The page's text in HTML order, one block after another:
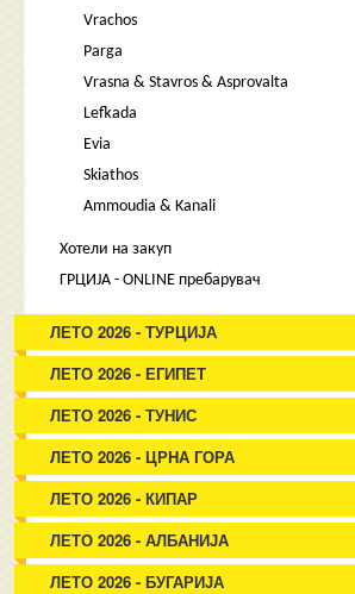
Vrachos
Parga
Vrasna & Stavros & Asprovalta
Lefkada
Evia
Skiathos
Ammoudia & Kanali
Хотели на закуп
ГРЦИЈА - ONLINE пребарувач
ЛЕТО 2026 - ТУРЦИЈА
ЛЕТО 2026 - ЕГИПЕТ
ЛЕТО 2026 - ТУНИС
ЛЕТО 2026 - ЦРНА ГОРА
ЛЕТО 2026 - КИПАР
ЛЕТО 2026 - АЛБАНИЈА
ЛЕТО 2026 - БУГАРИЈА